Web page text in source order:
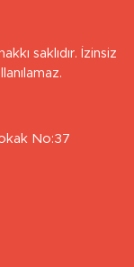
saklıdır. İzinsiz
No:37